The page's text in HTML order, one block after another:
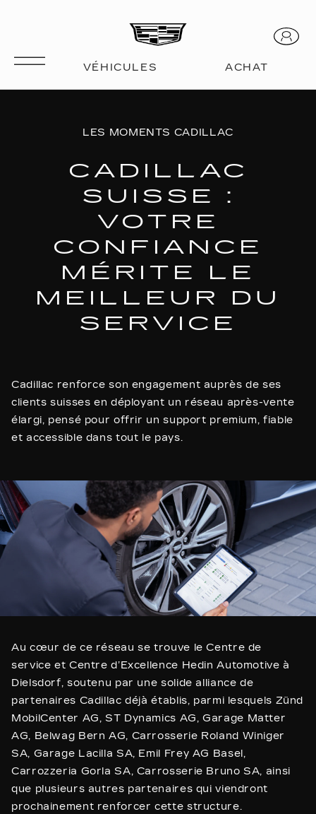
LES MOMENTS CADILLAC
CADILLAC
SUISSE :
VOTRE
CONFIANCE
MÉRITE LE
MEILLEUR DU
SERVICE
Cadillac renforce son engagement auprès de ses
clients suisses en déployant un réseau après-vente
élargi, pensé pour offrir un support premium, fiable
et accessible dans tout le pays.
Au cœur de ce réseau se trouve le Centre de
service et Centre d’Excellence Hedin Automotive à
Dielsdorf, soutenu par une solide alliance de
partenaires Cadillac déjà établis, parmi lesquels Zünd
MobilCenter AG, ST Dynamics AG, Garage Matter
AG, Belwag Bern AG, Carrosserie Roland Winiger
SA, Garage Lacilla SA, Emil Frey AG Basel,
Carrozzeria Gorla SA, Carrosserie Bruno SA, ainsi
que plusieurs autres partenaires qui viendront
prochainement renforcer cette structure.